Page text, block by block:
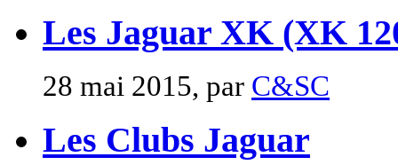
Les Jaguar XK (XK
28 mai 2015, par C&SC
Les Clubs Jaguar